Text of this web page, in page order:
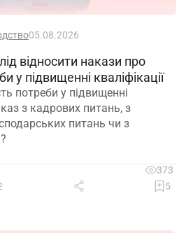
05.08.2026
відносити накази про
у підвищенні кваліфікації
потреби у підвищенні
з кадрових питань, з
питань чи з
373
5